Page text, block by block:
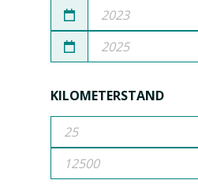
KILOMETERSTAND